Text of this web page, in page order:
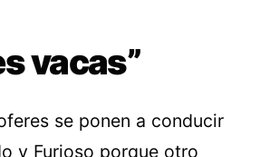
vacas”
se ponen a conducir
y Furioso porque otro